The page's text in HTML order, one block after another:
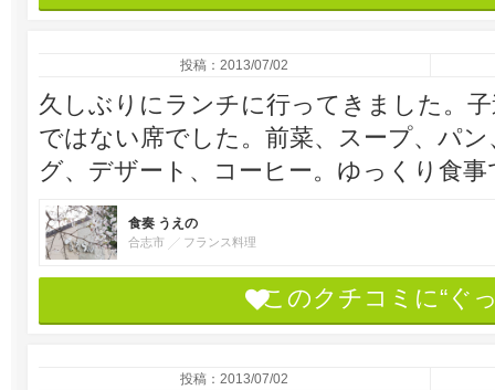
投稿：2013/07/02
久しぶりにランチに行ってきました。
ではない席でした。前菜、スープ、パ
グ、デザート、コーヒー。ゆっくり食
食奏 うえの
合志市 フランス料理
このクチコミに“ぐ
投稿：2013/07/02